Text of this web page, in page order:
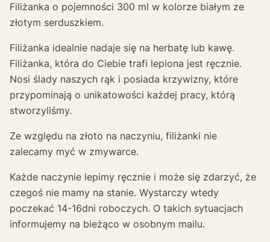
Filiżanka o pojemności 300 ml w kolorze białym ze
złotym serduszkiem.
Filiżanka idealnie nadaje się na herbatę lub kawę.
Filiżanka, która do Ciebie trafi lepiona jest ręcznie.
Nosi ślady naszych rąk i posiada krzywizny, które
przypominają o unikatowości każdej pracy, którą
stworzyliśmy.
Ze względu na złoto na naczyniu, filiżanki nie
zalecamy myć w zmywarce.
Każde naczynie lepimy ręcznie i może się zdarzyć, że
czegoś nie mamy na stanie. Wystarczy wtedy
poczekać 14-16dni roboczych. O takich sytuacjach
informujemy na bieżąco w osobnym mailu.